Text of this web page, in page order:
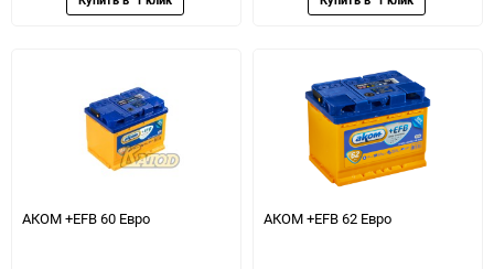
АКОМ +EFB 60 Евро АКОМ +EFB 62 Евро